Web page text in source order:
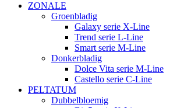
ZONALE
Groenbladig
Galaxy serie X-Line
Trend serie L-Line
Smart serie M-Line
Donkerbladig
Dolce Vita serie M-Line
Castello serie C-Line
PELTATUM
Dubbelbloemig